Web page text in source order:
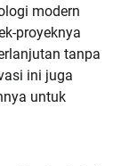
modern
proyeknya
tanpa
ini juga
untuk